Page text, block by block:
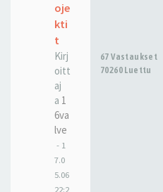
oje
kti
t
Kirj
oitt
aj
a 1
6va
lve
- 1
7.0
5.06
22:2
67 Vastaukset
70260 Luettu